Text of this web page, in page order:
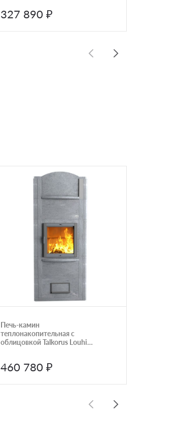
327 890 ₽
Печь-камин
теплонакопительная с
облицовкой Talkorus Louhi
460 780 ₽